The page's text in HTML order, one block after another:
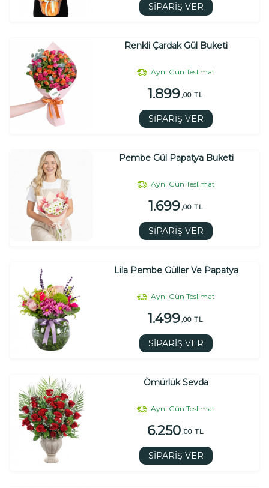
SİPARİŞ VER
Renkli Çardak Gül Buketi
Aynı Gün Teslimat
1.899 ,00 TL
SİPARİŞ VER
Pembe Gül Papatya Buketi
Aynı Gün Teslimat
1.699 ,00 TL
SİPARİŞ VER
Lila Pembe Güller Ve Papatya
Aynı Gün Teslimat
1.499 ,00 TL
SİPARİŞ VER
Ömürlük Sevda
Aynı Gün Teslimat
6.250 ,00 TL
SİPARİŞ VER